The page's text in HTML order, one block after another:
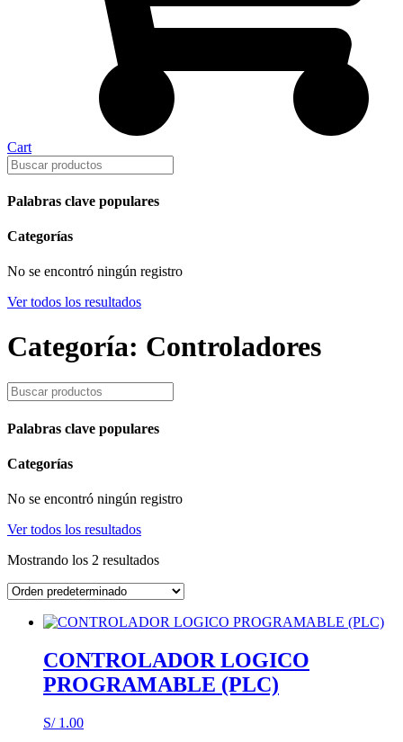
Cart
Palabras clave populares
Categorías
No se encontró ningún registro
Ver todos los resultados
Categoría: Controladores
Palabras clave populares
Categorías
No se encontró ningún registro
Ver todos los resultados
Mostrando los 2 resultados
CONTROLADOR LOGICO
PROGRAMABLE (PLC)
S/1.00